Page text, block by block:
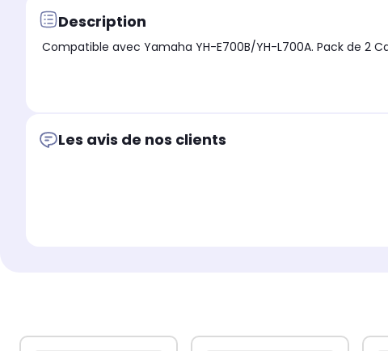
Description
Compatible avec Yamaha YH-E700B/YH-L700A. Pack de 2
Les avis de nos clients